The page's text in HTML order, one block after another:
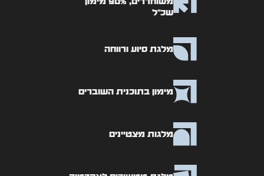
שכ"ל
מלגת סיוע ורווחה
מימון בתוכנית השוברים
מלגות מצטיינים